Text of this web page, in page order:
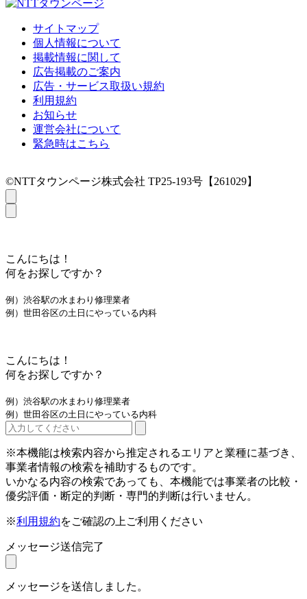
サイトマップ
個人情報について
掲載情報に関して
広告掲載のご案内
広告・サービス取扱い規約
利用規約
お知らせ
運営会社について
緊急時はこちら
©NTTタウンページ株式会社 TP25-193号【261029】
こんにちは！
何をお探しですか？
例）渋谷駅の水まわり修理業者
例）世田谷区の土日にやっている内科
こんにちは！
何をお探しですか？
例）渋谷駅の水まわり修理業者
例）世田谷区の土日にやっている内科
※本機能は検索内容から推定されるエリアと業種に基づき、
事業者情報の検索を補助するものです。
いかなる内容の検索であっても、本機能では事業者の比較・
優劣評価・断定的判断・専門的判断は行いません。
※利用規約をご確認の上ご利用ください
メッセージ送信完了
メッセージを送信しました。